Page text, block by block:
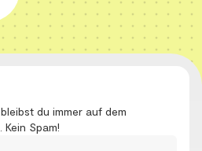
du immer auf dem
Spam!